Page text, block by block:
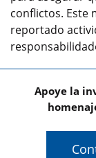
conflictos. Este
reportado
Apoye la